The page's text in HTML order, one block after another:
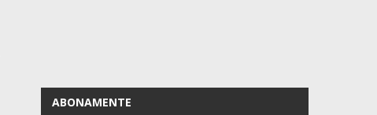
ABONAMENTE